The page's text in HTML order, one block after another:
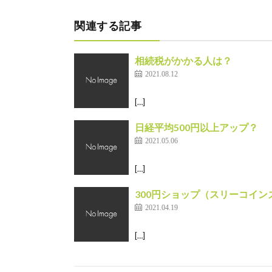
関連する記事
相続税がかかる人は？
2021.08.12
[…]
日経平均500円以上アップ？
2021.05.06
[…]
300円ショップ（スリーコイン
2021.04.19
[…]